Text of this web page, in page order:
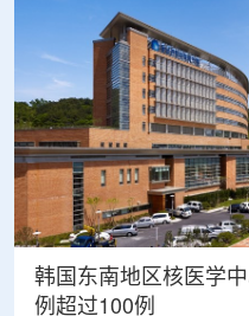
韩国东南地区核医学
例超过100例